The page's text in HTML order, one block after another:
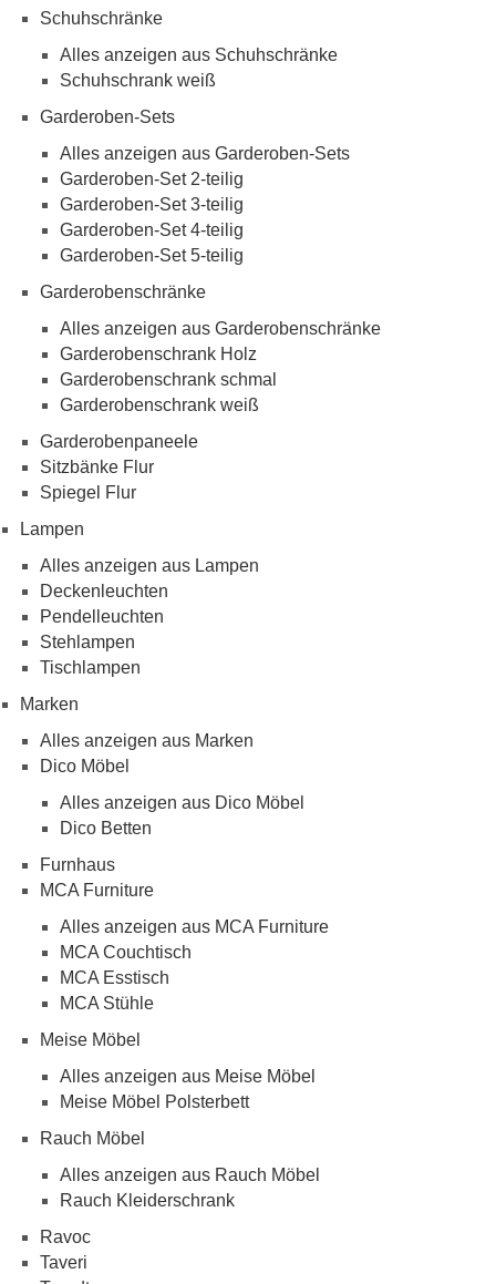
Schuhschränke
Alles anzeigen aus Schuhschränke
Schuhschrank weiß
Garderoben-Sets
Alles anzeigen aus Garderoben-Sets
Garderoben-Set 2-teilig
Garderoben-Set 3-teilig
Garderoben-Set 4-teilig
Garderoben-Set 5-teilig
Garderobenschränke
Alles anzeigen aus Garderobenschränke
Garderobenschrank Holz
Garderobenschrank schmal
Garderobenschrank weiß
Garderobenpaneele
Sitzbänke Flur
Spiegel Flur
Lampen
Alles anzeigen aus Lampen
Deckenleuchten
Pendelleuchten
Stehlampen
Tischlampen
Marken
Alles anzeigen aus Marken
Dico Möbel
Alles anzeigen aus Dico Möbel
Dico Betten
Furnhaus
MCA Furniture
Alles anzeigen aus MCA Furniture
MCA Couchtisch
MCA Esstisch
MCA Stühle
Meise Möbel
Alles anzeigen aus Meise Möbel
Meise Möbel Polsterbett
Rauch Möbel
Alles anzeigen aus Rauch Möbel
Rauch Kleiderschrank
Ravoc
Taveri